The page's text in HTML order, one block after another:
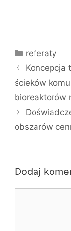
Kategorie
referaty
Koncepcja
ścieków
bioreaktorów
obszarów
Dodaj